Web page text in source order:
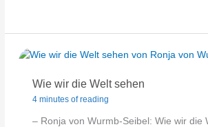
Wie wir die Welt sehen
4 minutes of reading
– Ronja von Wurmb-Seibel: Wie wir die